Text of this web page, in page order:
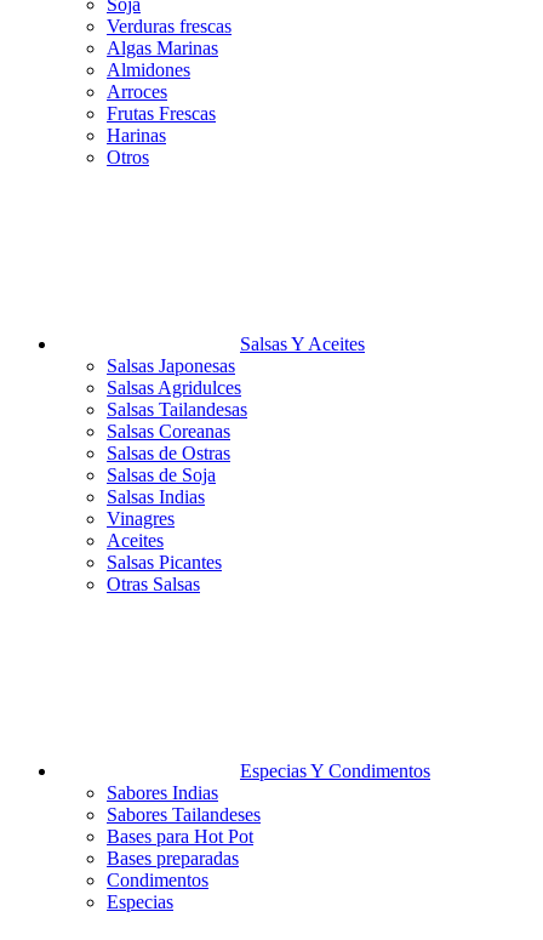
Verduras frescas
Algas Marinas
Almidones
Arroces
Frutas Frescas
Harinas
Otros
Salsas Y Aceites
Salsas Japonesas
Salsas Agridulces
Salsas Tailandesas
Salsas Coreanas
Salsas de Ostras
Salsas de Soja
Salsas Indias
Vinagres
Aceites
Salsas Picantes
Otras Salsas
Especias Y Condimentos
Sabores Indias
Sabores Tailandeses
Bases para Hot Pot
Bases preparadas
Condimentos
Especias